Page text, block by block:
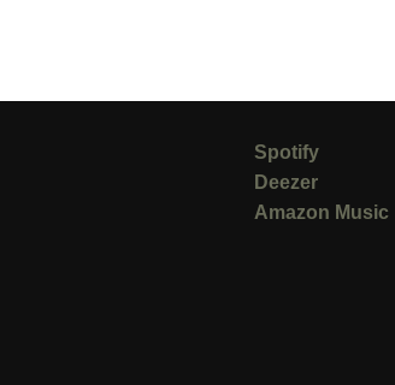
Spotify
Deezer
Amazon Music